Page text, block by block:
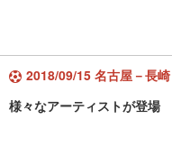
2018/09/15 名古屋－長崎
様々なアーティストが登場